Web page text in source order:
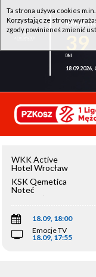
WKK
18.09.2026,
WKK Active
Hotel Wrocław
KSK Qemetica
Noteć
Inowrocław
18.09, 18:00
Emocje TV
18.09, 17:55
Ta strona używa cookies
Korzystając ze strony
zgody powinieneś zmienić